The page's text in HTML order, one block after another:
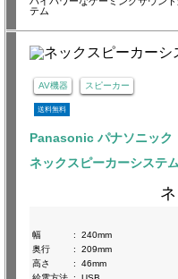
テム
AV機器 スピーカー
送料無料
Panasonic パナソニック
ネックスピーカーシステ
幅
:
240mm
奥行
:
209mm
高さ
:
46mm